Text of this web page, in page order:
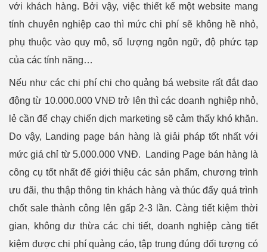
với khách hàng. Bởi vậy, việc thiết kế một website mang
tính chuyên nghiệp cao thì mức chi phí sẽ không hề nhỏ,
phụ thuộc vào quy mô, số lượng ngôn ngữ, độ phức tạp
của các tính năng…
Nếu như các chi phí chi cho quảng bá website rất đắt dao
động từ 10.000.000 VNĐ trở lên thì các doanh nghiệp nhỏ,
lẻ cần để chạy chiến dịch marketing sẽ cảm thấy khó khăn.
Do vậy, Landing page bán hàng là giải pháp tốt nhất với
mức giá chỉ từ 5.000.000 VNĐ. Landing Page bán hàng là
công cụ tốt nhất để giới thiệu các sản phẩm, chương trình
ưu đãi, thu thập thông tin khách hàng và thúc đẩy quá trình
chốt sale thành công lên gấp 2-3 lần. Càng tiết kiệm thời
gian, không dư thừa các chi tiết, doanh nghiệp càng tiết
kiệm được chi phí quảng cáo, tập trung đúng đối tượng có